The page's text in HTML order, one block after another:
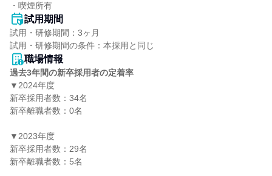
・喫煙所有
試用期間
試用・研修期間：3ヶ月
職場情報
過去3年間の新卒採用者の定着率
▼2024年度
新卒採用者数：34名
新卒離職者数：0名
▼2023年度
新卒採用者数：29名
新卒離職者数：5名